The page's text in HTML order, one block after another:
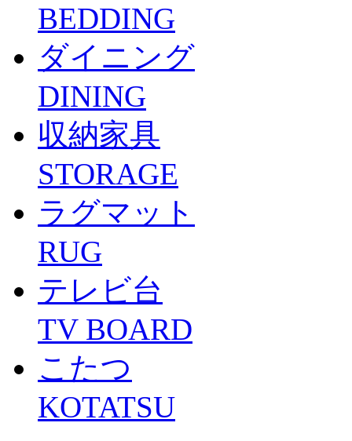
BEDDING
ダイニング
DINING
収納家具
STORAGE
ラグマット
RUG
テレビ台
TV BOARD
こたつ
KOTATSU